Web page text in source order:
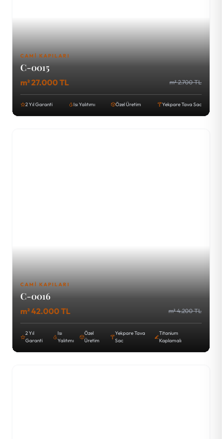
CAMI KAPILARI
C-0015
m² 27.000 TL m² 2.700 TL
2 Yıl Garanti Isı Yalıtımı Özel Üretim Yekpare Tava Sac
CAMI KAPILARI
C-0016
m² 42.000 TL m² 4.200 TL
2 Yıl
Garanti
Isı
Yalıtımı
Özel
Üretim
Yekpare Tava
Sac
Titanium
Kaplamalı